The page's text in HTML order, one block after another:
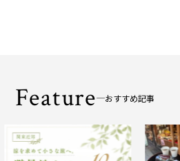
Feature おすすめ記事